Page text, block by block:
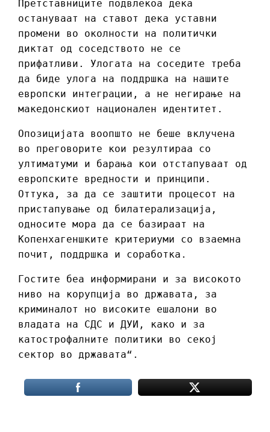
Претставниците подвлекоа дека
остануваат на ставот дека уставни
промени во околности на политички
диктат од соседството не се
прифатливи. Улогата на соседите треба
да биде улога на поддршка на нашите
европски интеграции, а не негирање на
македонскиот национален идентитет.
Опозицијата воопшто не беше вклучена
во преговорите кои резултираа со
ултиматуми и барања кои отстапуваат од
европските вредности и принципи.
Оттука, за да се заштити процесот на
пристапување од билатерализација,
односите мора да се базираат на
Копенхагеншките критериуми со взаемна
почит, поддршка и соработка.
Гостите беа информирани и за високото
ниво на корупција во државата, за
криминалот но високите ешалони во
владата на СДС и ДУИ, како и за
катострофалните политики во секој
сектор во државата“.